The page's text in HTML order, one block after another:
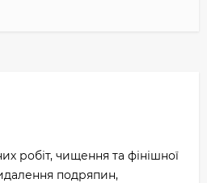
робіт, чищення та фінішної
подряпин,